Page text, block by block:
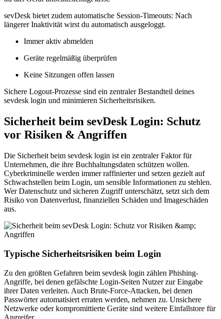
sevDesk bietet zudem automatische Session-Timeouts: Nach
längerer Inaktivität wirst du automatisch ausgeloggt.
Immer aktiv abmelden
Geräte regelmäßig überprüfen
Keine Sitzungen offen lassen
Sichere Logout-Prozesse sind ein zentraler Bestandteil deines
sevdesk login und minimieren Sicherheitsrisiken.
Sicherheit beim sevDesk Login: Schutz
vor Risiken & Angriffen
Die Sicherheit beim sevdesk login ist ein zentraler Faktor für
Unternehmen, die ihre Buchhaltungsdaten schützen wollen.
Cyberkriminelle werden immer raffinierter und setzen gezielt auf
Schwachstellen beim Login, um sensible Informationen zu stehlen.
Wer Datenschutz und sicheren Zugriff unterschätzt, setzt sich dem
Risiko von Datenverlust, finanziellen Schäden und Imageschäden
aus.
Typische Sicherheitsrisiken beim Login
Zu den größten Gefahren beim sevdesk login zählen Phishing-
Angriffe, bei denen gefälschte Login-Seiten Nutzer zur Eingabe
ihrer Daten verleiten. Auch Brute-Force-Attacken, bei denen
Passwörter automatisiert erraten werden, nehmen zu. Unsichere
Netzwerke oder kompromittierte Geräte sind weitere Einfallstore für
Angreifer.